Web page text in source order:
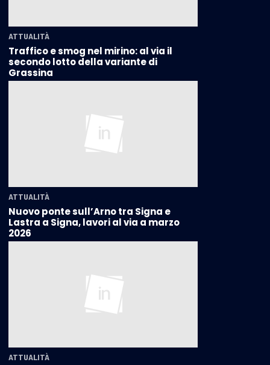
ATTUALITÀ
Traffico e smog nel mirino: al via il
secondo lotto della variante di
Grassina
ATTUALITÀ
Nuovo ponte sull’Arno tra Signa e
Lastra a Signa, lavori al via a marzo
2026
ATTUALITÀ